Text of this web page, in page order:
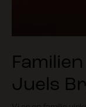
Familien
Juels